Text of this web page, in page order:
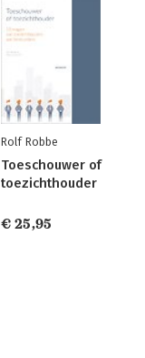
Rolf Robbe
Toeschouwer of
toezichthouder
€ 25,95